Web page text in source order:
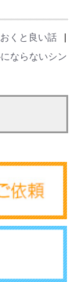
くと良い話
ならないシン